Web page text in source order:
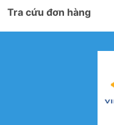
Tra cứu đơn hàng